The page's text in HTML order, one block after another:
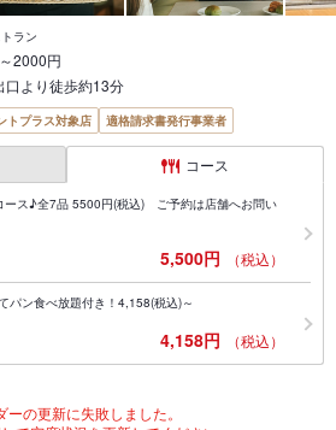
ラン
2000円
口より徒歩約13分
トプラス対象店 適格請求書発行事業者
コース
ース♪全7品 5500円(税込) ご予約は店舗へお問い
5,500円 （税込）
パン食べ放題付き！4,158(税込)～
4,158円 （税込）
ーの更新に失敗しました。